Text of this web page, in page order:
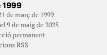
1999
de març de 1999
9 de maig de 2025
permanent
RSS